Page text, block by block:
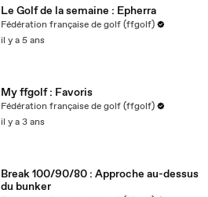
Le Golf de la semaine : Epherra
Fédération française de golf (ffgolf)
il y a 5 ans
My ffgolf : Favoris
Fédération française de golf (ffgolf)
il y a 3 ans
Break 100/90/80 : Approche au-dessus
du bunker